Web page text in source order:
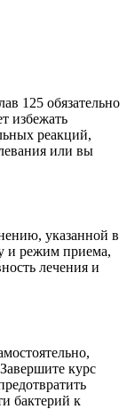
125 обязательно
избежать
реакций,
или вы
указанной в
и режим приема,
лечения и
курс
бактерий к